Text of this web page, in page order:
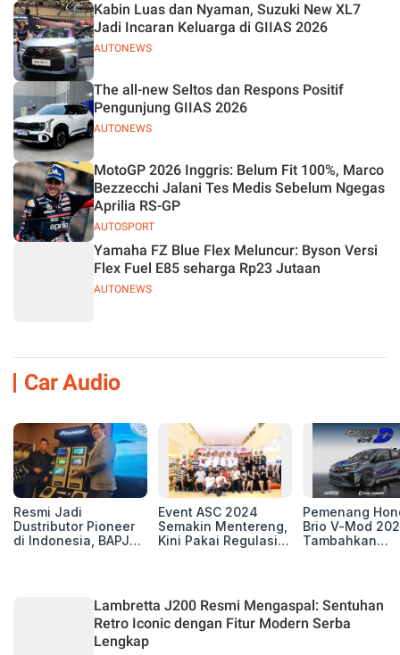
AUTONEWS
Kabin Luas dan Nyaman, Suzuki New XL7
Jadi Incaran Keluarga di GIIAS 2026
AUTONEWS
The all-new Seltos dan Respons Positif
Pengunjung GIIAS 2026
AUTOSPORT
MotoGP 2026 Inggris: Belum Fit 100%, Marco
Bezzecchi Jalani Tes Medis Sebelum Ngegas
Aprilia RS-GP
AUTONEWS
Yamaha FZ Blue Flex Meluncur: Byson Versi
Flex Fuel E85 seharga Rp23 Jutaan
Car Audio
Resmi Jadi
Dustributor Pioneer
di Indonesia, BAPJ
Event ASC 2024
Semakin Mentereng,
Kini Pakai Regulasi
Pemenang
Brio V-Mod
Tambahkan
Lambretta J200 Resmi Mengaspal: Sentuhan
Retro Iconic dengan Fitur Modern Serba
Lengkap